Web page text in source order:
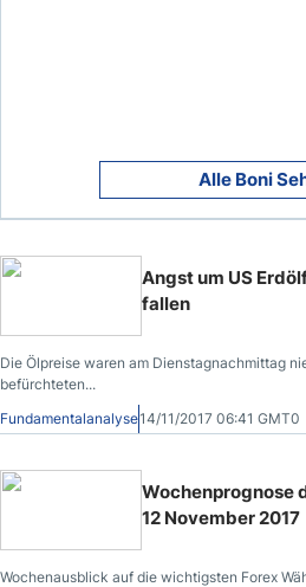
Alle Boni
Angst um US
fallen
Die Ölpreise waren am Dienstagnachmittag
befürchteten...
Fundamentalanalyse14/11/2017 06:41 GMT0
Wochenprognose
12 November 2017
Wochenausblick auf die wichtigsten Forex